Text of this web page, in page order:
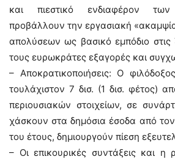
και πιεστικό ενδιαφέρον
προβάλλουν την εργασιακή
απολύσεων ως βασικό εμπόδιο στις
τους ευρωκράτες εξαγορές και
– Αποκρατικοποιήσεις: Ο
τουλάχιστον 7 δισ. (1 δισ. φέτος)
περιουσιακών στοιχείων, σε
χάσκουν στα δημόσια έσοδα από
του έτους, δημιουργούν πίεση
– Οι επικουρικές συντάξεις και η